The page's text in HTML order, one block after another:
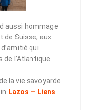
aussi hommage
de Suisse, aux
qui
l’Atlantique.
la vie savoyarde
Lazos – Liens